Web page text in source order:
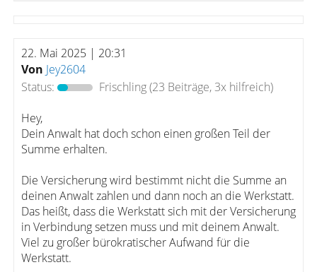
22. Mai 2025 | 20:31
Von Jey2604
Status:
Frischling(23 Beiträge, 3x hilfreich)
Hey,
Dein Anwalt hat doch schon einen großen Teil der
Summe erhalten.
Die Versicherung wird bestimmt nicht die Summe an
deinen Anwalt zahlen und dann noch an die Werkstatt.
Das heißt, dass die Werkstatt sich mit der Versicherung
in Verbindung setzen muss und mit deinem Anwalt.
Viel zu großer bürokratischer Aufwand für die
Werkstatt.